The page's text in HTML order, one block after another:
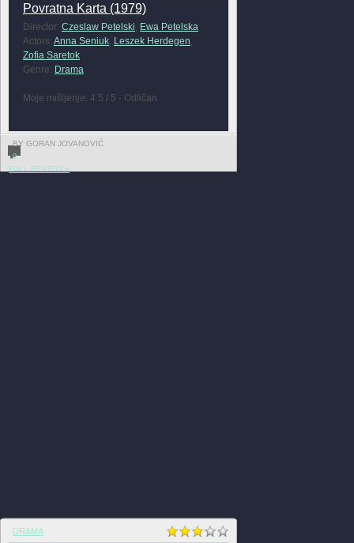
Povratna Karta (1979)
Director: Czeslaw Petelski Ewa Petelska
Actors: Anna Seniuk, Leszek Herdegen
Zofia Saretok
Genre: Drama
Moje mišljenje: 4.5 / 5 - Odličan
BY GORAN JOVANOVIĆ
0
FULL REVIEW »
DRAMA